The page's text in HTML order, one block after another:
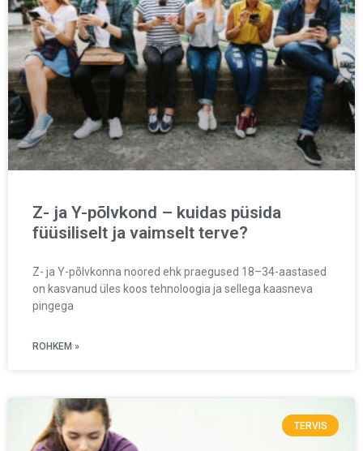
Z- ja Y-põlvkond – kuidas püsida
füüsiliselt ja vaimselt terve?
Z- ja Y-põlvkonna noored ehk praegused 18–34-aastased
on kasvanud üles koos tehnoloogia ja sellega kaasneva
pingega
ROHKEM »
TERVIS